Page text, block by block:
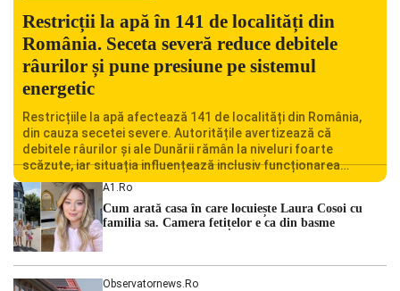
Restricții la apă în 141 de localități din
România. Seceta severă reduce debitele
râurilor și pune presiune pe sistemul
energetic
Restricțiile la apă afectează 141 de localități din România,
din cauza secetei severe. Autoritățile avertizează că
debitele râurilor și ale Dunării rămân la niveluri foarte
scăzute, iar situația influențează inclusiv funcționarea
Centralei Nucleare de la Cernavodă. România se confruntă
cu una dintre cele mai dificile perioade din punct de vedere
hidrologic din ultimii ani. Lipsa […]
A1.ro
Cum arată casa în care locuiește Laura Cosoi cu
familia sa. Camera fetițelor e ca din basme
Observatornews.ro